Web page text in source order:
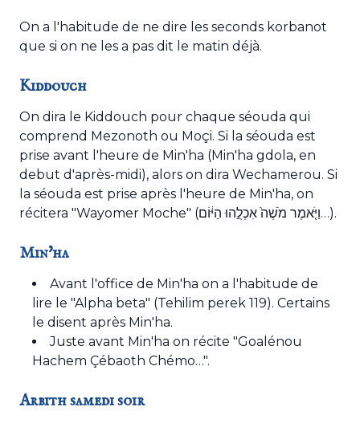
On a l'habitude de ne dire les seconds korbanot
que si on ne les a pas dit le matin déjà.
Kiddouch
On dira le Kiddouch pour chaque séouda qui
comprend Mezonoth ou Moçi. Si la séouda est
prise avant l'heure de Min'ha (Min'ha gdola, en
debut d'après-midi), alors on dira Wechamerou. Si
la séouda est prise après l'heure de Min'ha, on
récitera "Wayomer Moche" (וַיֹּ֤אמֶר מֹשֶׁה֙ אִכְלֻ֣הוּ הַיּ֔וֹם…).
Min'ha
Avant l'office de Min'ha on a l'habitude de
lire le "Alpha beta" (Tehilim perek 119). Certains
le disent après Min'ha.
Juste avant Min'ha on récite "Goalénou
Hachem Çébaoth Chémo…".
Arbith samedi soir